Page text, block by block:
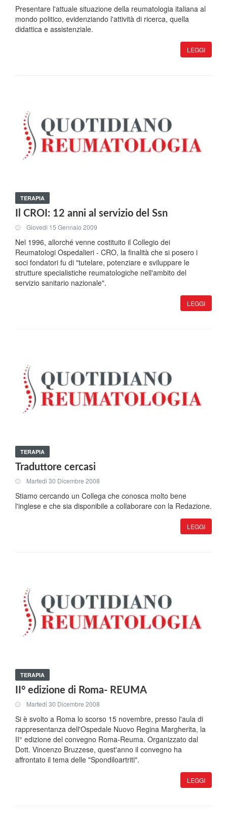
Presentare l'attuale situazione della reumatologia italiana al
mondo politico, evidenziando l'attività di ricerca, quella
didattica e assistenziale.
LEGGI
TERAPIA
Il CROI: 12 anni al servizio del Ssn
Giovedi 15 Gennaio 2009
Nel 1996, allorché venne costituito il Collegio dei
Reumatologi Ospedalieri - CRO, la finalità che si posero i
soci fondatori fu di "tutelare, potenziare e sviluppare le
strutture specialistiche reumatologiche nell'ambito del
servizio sanitario nazionale".
LEGGI
TERAPIA
Traduttore cercasi
Martedi 30 Dicembre 2008
Stiamo cercando un Collega che conosca molto bene
l'inglese e che sia disponibile a collaborare con la Redazione.
LEGGI
TERAPIA
II° edizione di Roma- REUMA
Martedi 30 Dicembre 2008
Si è svolto a Roma lo scorso 15 novembre, presso l'aula di
rappresentanza dell'Ospedale Nuovo Regina Margherita, la
II° edizione del convegno Roma-Reuma. Organizzato dal
Dott. Vincenzo Bruzzese, quest'anno il convegno ha
affrontato il tema delle "Spondiloartriti".
LEGGI